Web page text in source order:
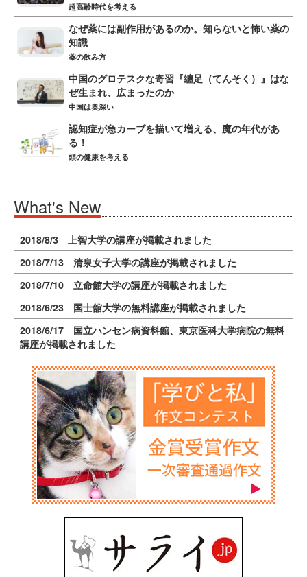
超高齢時代を考える
なぜ薬には副作用があるのか。知らないと怖い薬の
知識
薬の飲み方
中国のグロテスクな奇習『纏足（てんそく）』はな
ぜ生まれ、広まったのか
中国は奥深い
認知症が急カーブを描いて増える、魔の年代があ
る！
頭の健康を考える
What's New
2018/8/3 上智大学の講座が掲載されました
2018/7/13 清泉女子大学の講座が掲載されました
2018/7/10 立命館大学の講座が掲載されました
2018/6/23 国士舘大学の無料講座が掲載されました
2018/6/17 国立ハンセン病資料館、東京医科大学病院の無料
講座が掲載されました